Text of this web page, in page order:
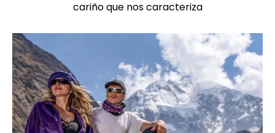
cariño que nos caracteriza